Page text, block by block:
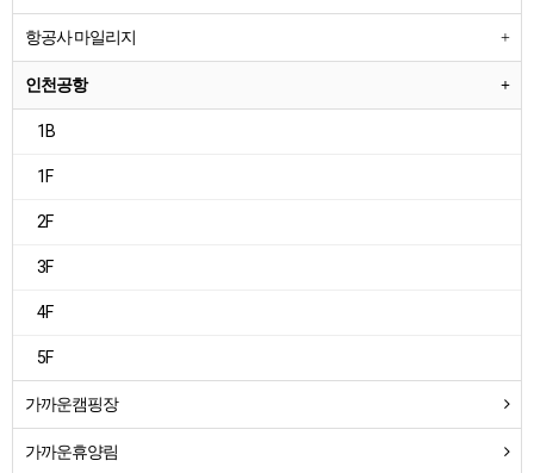
항공사 마일리지
인천공항
1B
1F
2F
3F
4F
5F
가까운캠핑장
가까운휴양림